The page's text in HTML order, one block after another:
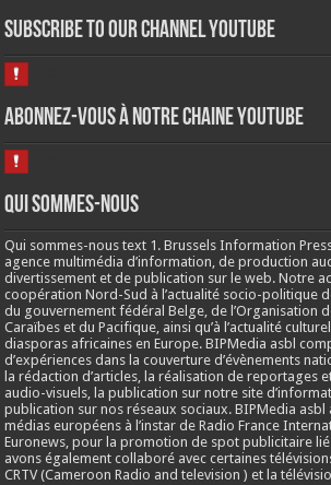
Subscribe to our Channel Youtube
Abonnez-vous à notre chaine Youtube
Qui sommes-nous
Qui sommes-nous text 1. Brussels Information
agence multimédia d’information, de production
divertissement et de publication sur le web. Notre
coopération Nord-Sud à l’actualité socio-politique
du gouvernement fédéral Belge, de l’Organisation
Caraïbes et du Pacifique, ainsi qu’à l’actualité
diasporas africaines en Europe. BIPMedia asbl
d’expériences dans la couverture d’évènements
la rédaction d’articles, la réalisation de reportages
audio-visuels, la publication sur notre site
publication sur nos réseaux sociaux. BIPMedia
médias européens à l’instar de Radio France
Euronews, pour la promotion de spot publicitaire lié
avons également collaboré avec certaines
CRTV (Cameroon Radio and television ) et la